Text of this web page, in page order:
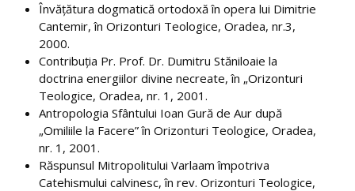
Îndrumători
Doctoranzi
Admitere doctorat
Documente
Publicatii
STUDENȚI
Învăţătura dogmatică ortodoxă în opera lui Dimitrie
Cantemir, în Orizonturi Teologice, Oradea, nr.3,
2000.
Contribuţia Pr. Prof. Dr. Dumitru Stăniloaie la
doctrina energiilor divine necreate, în „Orizonturi
Teologice, Oradea, nr. 1, 2001.
Antropologia Sfântului Ioan Gură de Aur după
„Omiliile la Facere” în Orizonturi Teologice, Oradea,
nr. 1, 2001.
Răspunsul Mitropolitului Varlaam împotriva
Catehismului calvinesc, în rev. Orizonturi Teologice,